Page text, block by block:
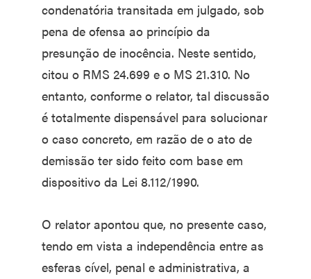
condenatória transitada em julgado, sob
pena de ofensa ao princípio da
presunção de inocência. Neste sentido,
citou o RMS 24.699 e o MS 21.310. No
entanto, conforme o relator, tal discussão
é totalmente dispensável para solucionar
o caso concreto, em razão de o ato de
demissão ter sido feito com base em
dispositivo da Lei 8.112/1990.
O relator apontou que, no presente caso,
tendo em vista a independência entre as
esferas cível, penal e administrativa, a